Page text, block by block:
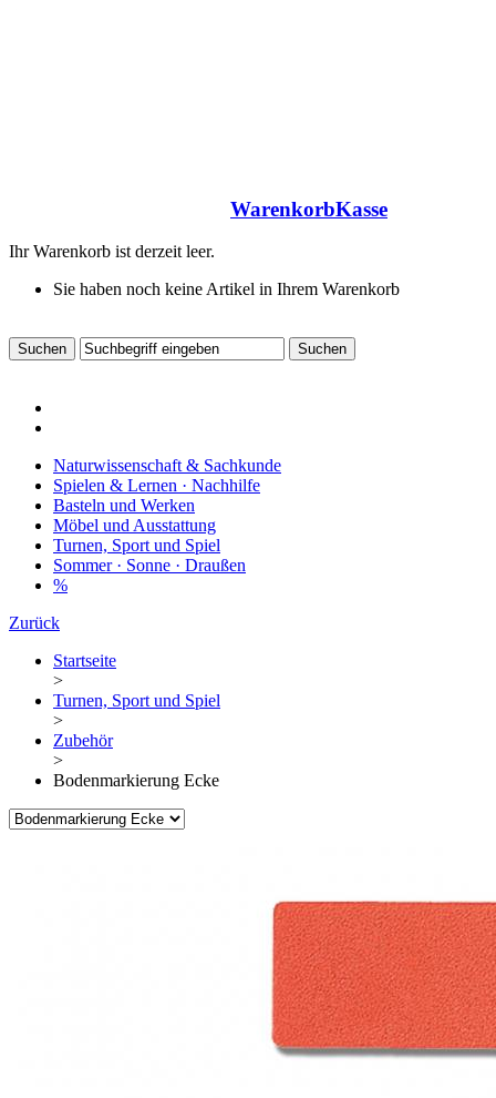
WarenkorbKasse
Ihr Warenkorb ist derzeit leer.
Sie haben noch keine Artikel in Ihrem Warenkorb
Naturwissenschaft & Sachkunde
Spielen & Lernen · Nachhilfe
Basteln und Werken
Möbel und Ausstattung
Turnen, Sport und Spiel
Sommer · Sonne · Draußen
%
Zurück
Startseite
>
Turnen, Sport und Spiel
>
Zubehör
>
Bodenmarkierung Ecke